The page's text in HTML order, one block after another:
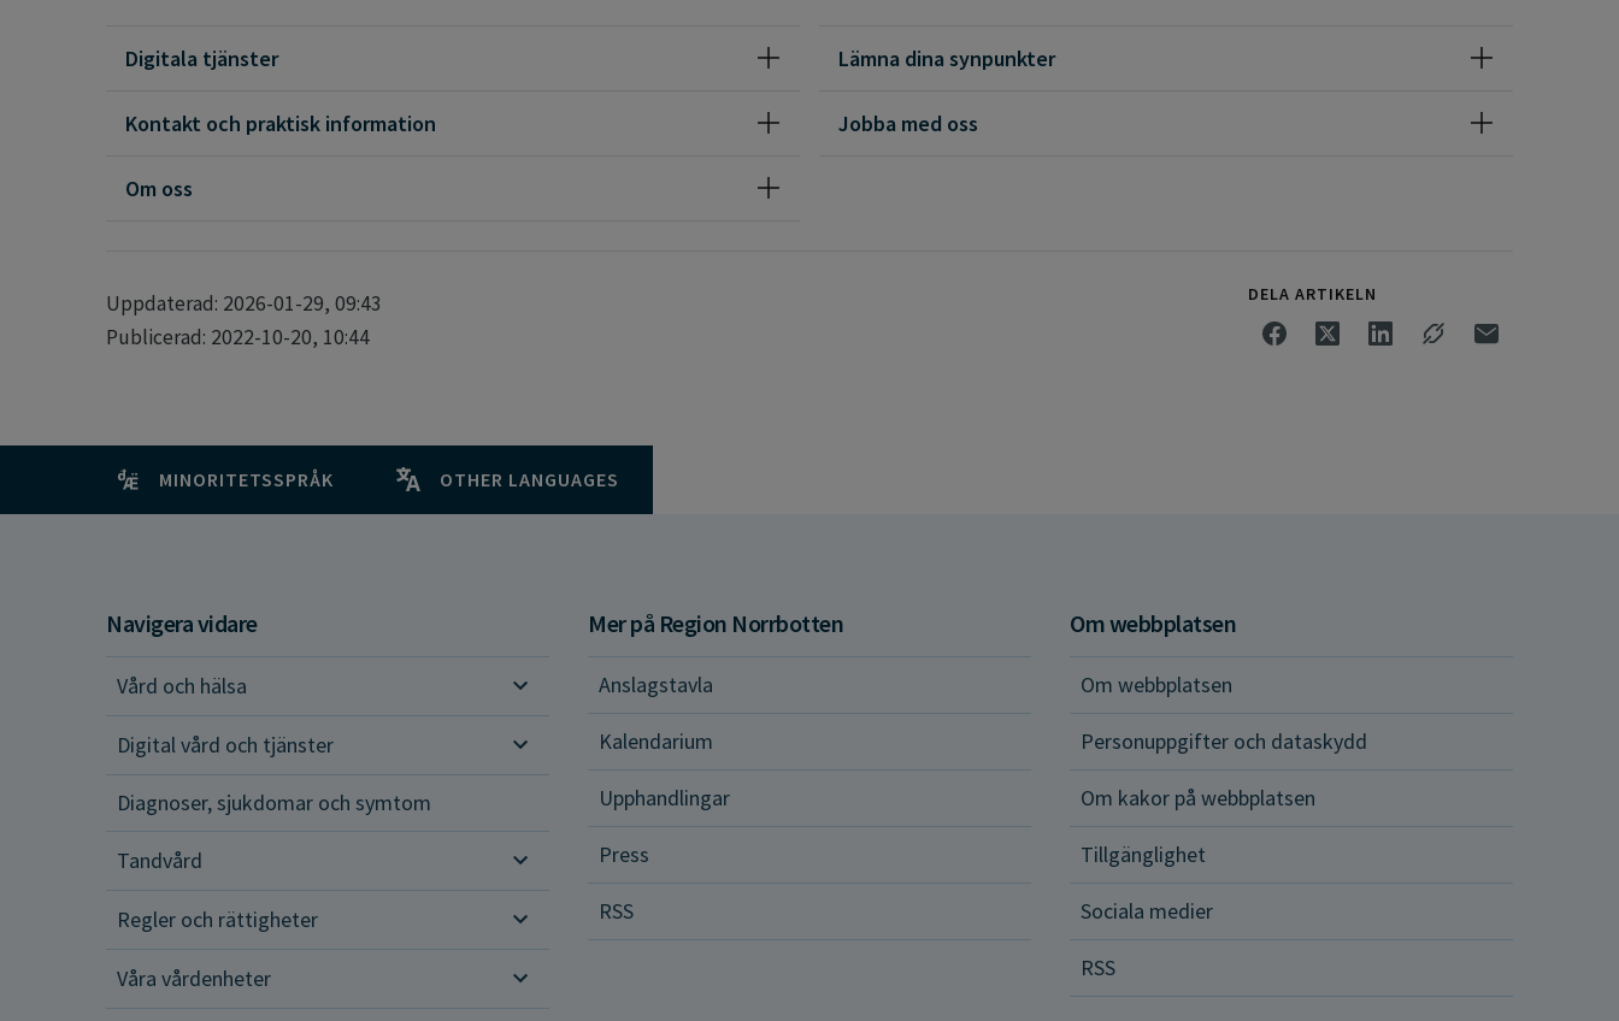
Digitala tjänster
Kontakt och praktisk information
Om oss
Lämna dina synpunkter
Jobba med oss
Uppdaterad: 2026-01-29, 09:43
Publicerad: 2022-10-20, 10:44
DELA ARTIKELN
MINORITETSSPRÅK OTHER LANGUAGES
Navigera vidare
Vård och hälsa
Vård och hälsa
Digital vård och tjänster
Diagnoser, sjukdomar och symtom
Tandvård
Regler och rättigheter
Regler och rättigheter
Våra vårdenheter
Mer på Region Norrbotten
Anslagstavla
Kalendarium
Upphandlingar
Press
RSS
Om webbplatsen
Om webbplatsen
Personuppgifter och dataskydd
Om kakor på webbplatsen
Tillgänglighet
Sociala medier
RSS